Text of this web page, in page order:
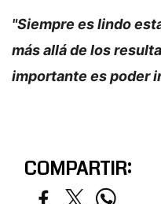
"Siempre es lindo
más allá de los
importante es poder
COMPARTIR: